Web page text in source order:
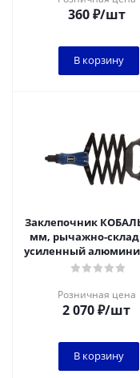
360₽/шт
В корзину
Заклепочник
мм, рычажно-
усиленный
корпус
Розничная цена
2 070₽/шт
В корзину